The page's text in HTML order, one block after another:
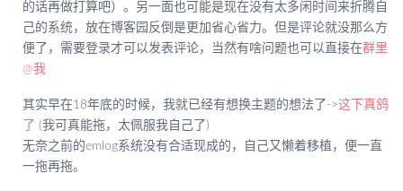
的话再做打算吧）。另一面也可能是现在没有太多闲时间来折腾自
己的系统，放在博客园反倒是更加省心省力。但是评论就没那么方
便了，需要登录才可以发表评论，当然有啥问题也可以直接在群里
@我
其实早在18年底的时候，我就已经有想换主题的想法了->这下真鸽
了 (我可真能拖，太佩服我自己了)
无奈之前的emlog系统没有合适现成的，自己又懒着移植，便一直
一拖再拖。